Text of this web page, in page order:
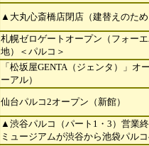
▲大丸心斎橋店閉店（建替えのた
札幌ゼロゲートオープン（フォー
地）＜パルコ＞
「松坂屋GENTA（ジェンタ）」
ーアル）
仙台パルコ2オープン（新館）
▲渋谷パルコ（パート1・3）営業
ミュージアムが渋谷から池袋パル